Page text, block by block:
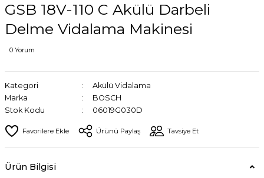
GSB 18V-110 C Akülü Darbeli
Delme Vidalama Makinesi
0 Yorum
Kategori
Akülü Vidalama
Marka
BOSCH
Stok Kodu
06019G030D
Ürünü Paylaş Tavsiye Et
Ürün Bilgisi